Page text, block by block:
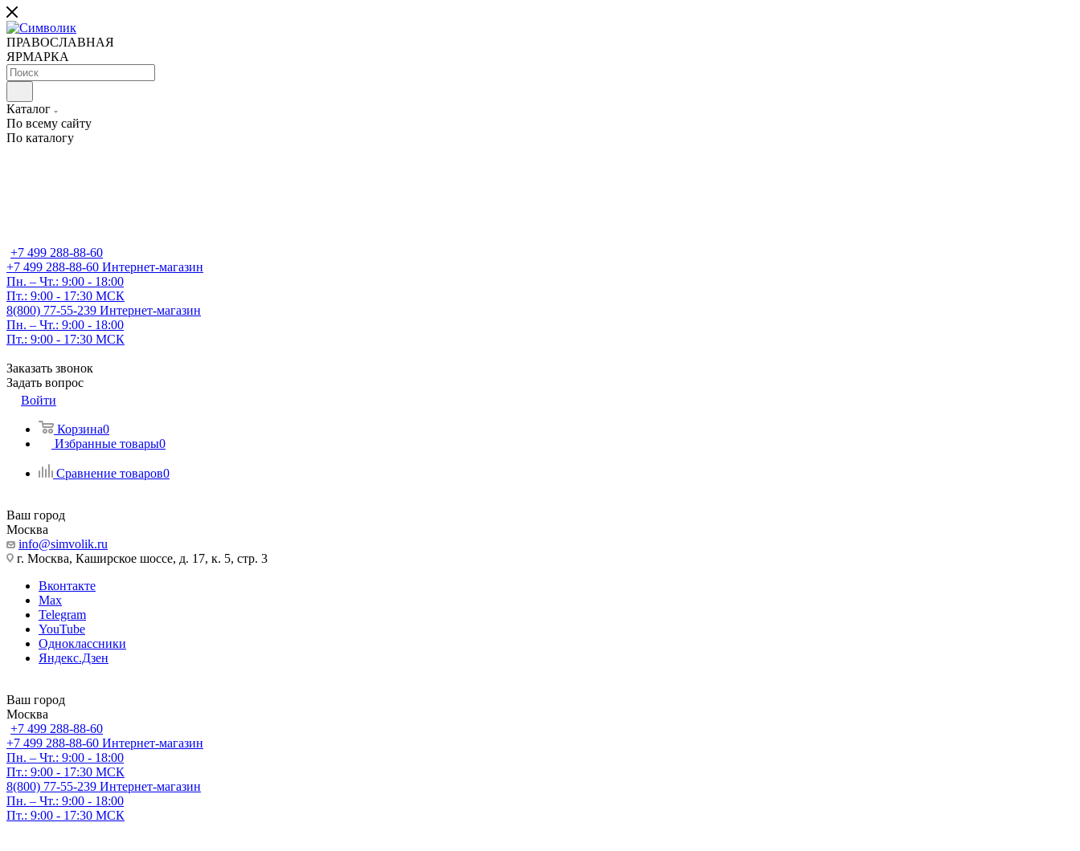
ПРАВОСЛАВНАЯ
ЯРМАРКА
Каталог
По всему сайту
По каталогу
+7 499 288-88-60
+7 499 288-88-60 Интернет-магазин
Пн. – Чт.: 9:00 - 18:00
Пт.: 9:00 - 17:30 МСК
8(800) 77-55-239 Интернет-магазин
Пн. – Чт.: 9:00 - 18:00
Пт.: 9:00 - 17:30 МСК
Заказать звонок
Задать вопрос
Войти
Корзина0
Избранные товары0
Сравнение товаров0
Ваш город
Москва
info@simvolik.ru
г. Москва, Каширское шоссе, д. 17, к. 5, стр. 3
Вконтакте
Max
Telegram
YouTube
Одноклассники
Яндекс.Дзен
Ваш город
Москва
+7 499 288-88-60
+7 499 288-88-60 Интернет-магазин
Пн. – Чт.: 9:00 - 18:00
Пт.: 9:00 - 17:30 МСК
8(800) 77-55-239 Интернет-магазин
Пн. – Чт.: 9:00 - 18:00
Пт.: 9:00 - 17:30 МСК